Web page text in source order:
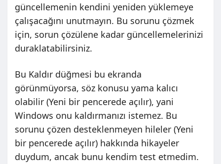
güncellemenin kendini yeniden yüklemeye
çalışacağını unutmayın. Bu sorunu çözmek
için, sorun çözülene kadar güncellemelerinizi
duraklatabilirsiniz.
Bu Kaldır düğmesi bu ekranda
görünmüyorsa, söz konusu yama kalıcı
olabilir (Yeni bir pencerede açılır), yani
Windows onu kaldırmanızı istemez. Bu
sorunu çözen desteklenmeyen hileler (Yeni
bir pencerede açılır) hakkında hikayeler
duydum, ancak bunu kendim test etmedim.